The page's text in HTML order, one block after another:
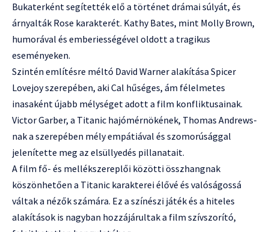
Bukaterként segítették elő a történet drámai súlyát, és
árnyalták Rose karakterét. Kathy Bates, mint Molly Brown,
humorával és emberiességével oldott a tragikus
eseményeken.
Szintén említésre méltó David Warner alakítása Spicer
Lovejoy szerepében, aki Cal hűséges, ám félelmetes
inasaként újabb mélységet adott a film konfliktusainak.
Victor Garber, a Titanic hajómérnökének, Thomas Andrews-
nak a szerepében mély empátiával és szomorúsággal
jelenítette meg az elsüllyedés pillanatait.
A film fő- és mellékszereplői közötti összhangnak
köszönhetően a Titanic karakterei élővé és valóságossá
váltak a nézők számára. Ez a színészi játék és a hiteles
alakítások is nagyban hozzájárultak a film szívszorító,